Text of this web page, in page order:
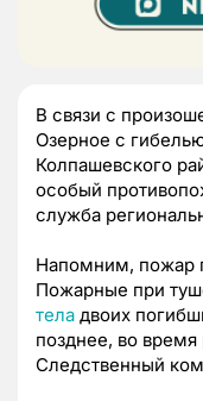
В связи с
Озерное с
Колпашевского
особый
служба
Напомним, пожар
Пожарные при
тела двоих
позднее, во время
Следственный